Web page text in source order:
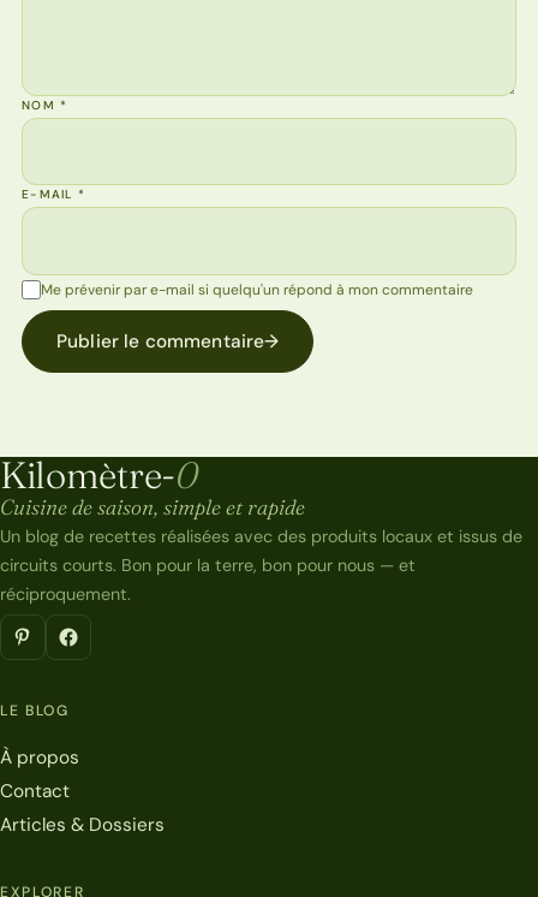
NOM*
E-MAIL*
Me prévenir par e-mail si quelqu'un répond à mon commentaire
Publier le commentaire→
Kilomètre-0
Kilomètre-0
Cuisine de saison, simple et rapide
Un blog de recettes réalisées avec des produits locaux et issus de
circuits courts. Bon pour la terre, bon pour nous — et
réciproquement.
LE BLOG
À propos
Contact
Articles & Dossiers
EXPLORER